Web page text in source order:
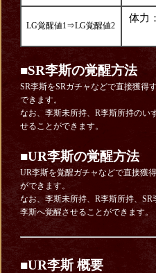
LG覚醒値1⇒LG覚醒値2
体力
■SR李斯の覚醒方法
SR李斯をSRガチャなどで直接獲得
できます。
なお、李斯未所持、R李斯所持のい
せることができます。
■UR李斯の覚醒方法
UR李斯を覚醒ガチャなどで直接獲
ができます。
なお、李斯未所持、R李斯所持、
李斯へ覚醒させることができます。
■UR李斯 概要